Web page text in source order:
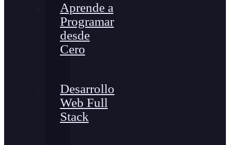
Aprende a
Programar
desde
Cero
Desarrollo
Web Full
Stack